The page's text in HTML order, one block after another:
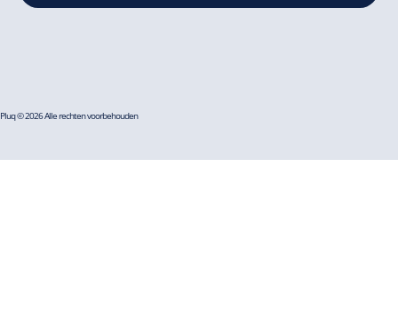
Pluq © 2026 Alle rechten voorbehouden